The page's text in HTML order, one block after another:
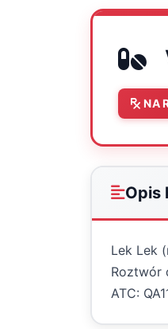
NA
Opis
Lek Lek
Roztwór
ATC: